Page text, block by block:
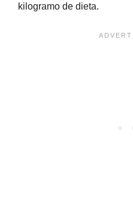
kilogramo de dieta.